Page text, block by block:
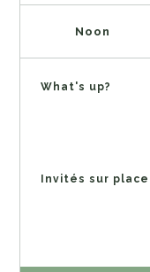
Noon
What's up?
Invités sur place